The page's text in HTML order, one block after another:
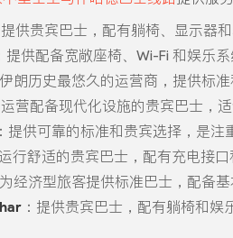
提供贵宾巴士，配有躺椅、显示器
提供配备宽敞座椅、Wi-Fi 和娱乐
伊朗历史最悠久的运营商，提供标
运营配备现代化设施的贵宾巴士，
：提供可靠的标准和贵宾选择，是注
运行舒适的贵宾巴士，配有充电接口
为经济型旅客提供标准巴士，配备基
：提供贵宾巴士，配有躺椅和娱